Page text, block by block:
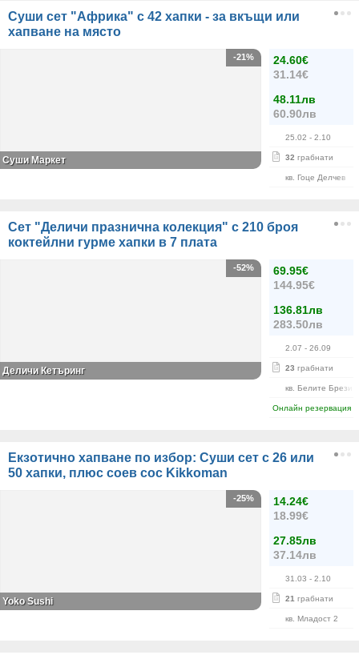
Суши сет "Африка" с 42 хапки - за вкъщи или
хапване на място
24.60€
31.14€
48.11лв
60.90лв
25.02 - 2.10
32 грабнати
кв. Гоце Делчев
-21%
Суши Маркет
Сет "Деличи празнична колекция" с 210 броя
коктейлни гурме хапки в 7 плата
69.95€
144.95€
136.81лв
283.50лв
2.07 - 26.09
23 грабнати
кв. Белите Брези
Онлайн резервация
-52%
Деличи Кетъринг
Екзотично хапване по избор: Суши сет с 26 или
50 хапки, плюс соев сос Kikkoman
14.24€
18.99€
27.85лв
37.14лв
31.03 - 2.10
21 грабнати
кв. Младост 2
-25%
Yoko Sushi